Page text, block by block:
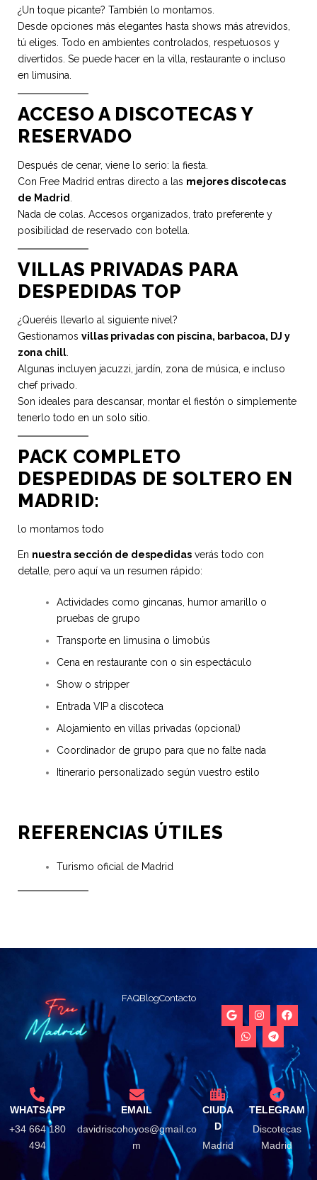
¿Un toque picante? También lo montamos.
Desde opciones más elegantes hasta shows más atrevidos,
tú eliges. Todo en ambientes controlados, respetuosos y
divertidos. Se puede hacer en la villa, restaurante o incluso
en limusina.
ACCESO A DISCOTECAS Y
RESERVADO
Después de cenar, viene lo serio: la fiesta.
Con Free Madrid entras directo a las mejores discotecas
de Madrid
Nada de colas. Accesos organizados, trato preferente y
posibilidad de reservado con botella.
VILLAS PRIVADAS PARA
DESPEDIDAS TOP
¿Queréis llevarlo al siguiente nivel?
Gestionamos villas privadas con piscina, barbacoa, DJ y
zona chill
Algunas incluyen jacuzzi, jardín, zona de música, e incluso
chef privado.
Son ideales para descansar, montar el fiestón o simplemente
tenerlo todo en un solo sitio.
PACK COMPLETO
DESPEDIDAS DE SOLTERO EN
MADRID:
lo montamos todo
En nuestra sección de despedidas verás todo con
detalle, pero aquí va un resumen rápido:
Actividades como gincanas, humor amarillo o
pruebas de grupo
Transporte en limusina o limobús
Cena en restaurante con o sin espectáculo
Show o stripper
Entrada VIP a discoteca
Alojamiento en villas privadas (opcional)
Coordinador de grupo para que no falte nada
Itinerario personalizado según vuestro estilo
REFERENCIAS ÚTILES
Turismo oficial de Madrid
FAQBlogContacto
WHATSAPP
+34 664 180
494
EMAIL
davidriscohoyos@gmail.co
m
CIUDA
D
Madrid
TELEGRAM
Discotecas
Madrid